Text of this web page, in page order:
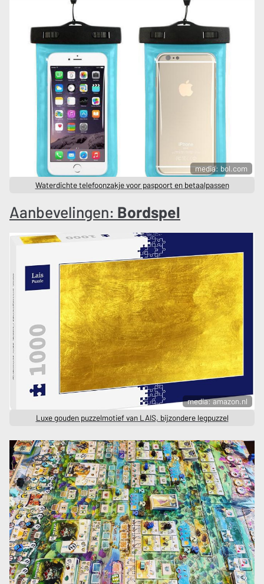
media: bol.com
Waterdichte telefoonzakje voor paspoort en betaalpassen
Aanbevelingen: Bordspel
media: amazon.nl
Luxe gouden puzzelmotief van LAIS, bijzondere legpuzzel